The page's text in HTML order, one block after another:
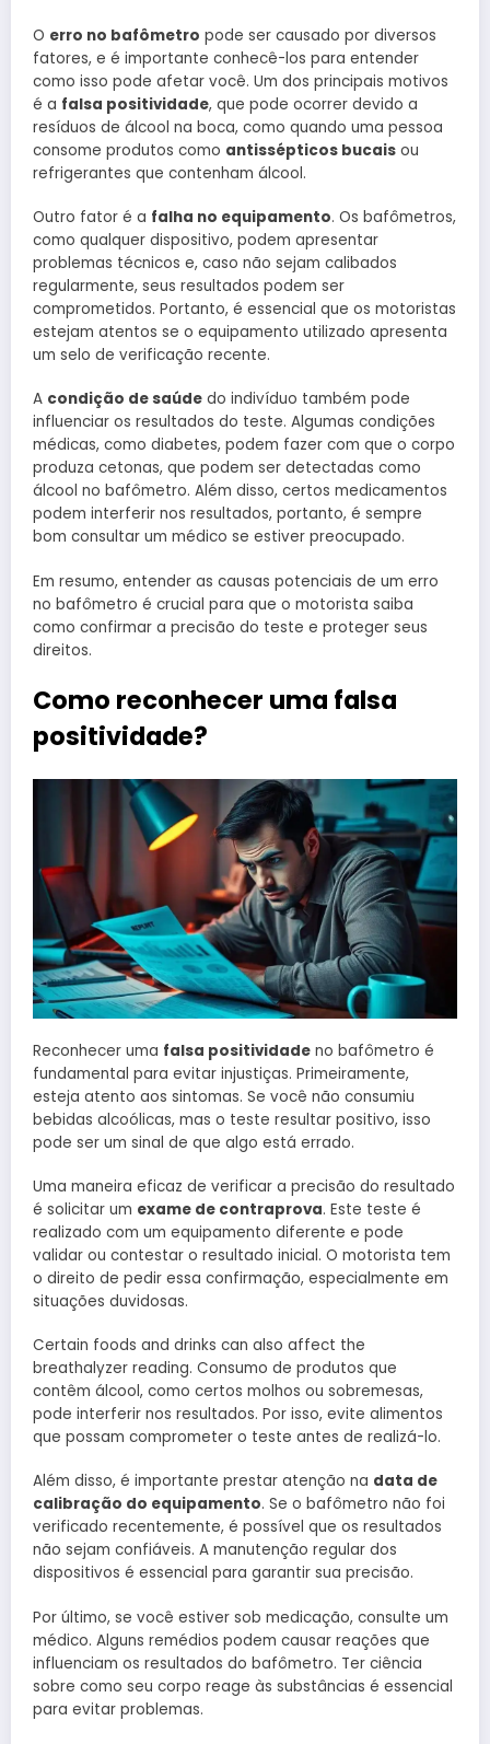
O erro no bafômetro pode ser causado por diversos
fatores, e é importante conhecê-los para entender
como isso pode afetar você. Um dos principais motivos
é a falsa positividade, que pode ocorrer devido a
resíduos de álcool na boca, como quando uma pessoa
consome produtos como antissépticos bucais ou
refrigerantes que contenham álcool.
Outro fator é a falha no equipamento. Os bafômetros,
como qualquer dispositivo, podem apresentar
problemas técnicos e, caso não sejam calibados
regularmente, seus resultados podem ser
comprometidos. Portanto, é essencial que os motoristas
estejam atentos se o equipamento utilizado apresenta
um selo de verificação recente.
A condição de saúde do indivíduo também pode
influenciar os resultados do teste. Algumas condições
médicas, como diabetes, podem fazer com que o corpo
produza cetonas, que podem ser detectadas como
álcool no bafômetro. Além disso, certos medicamentos
podem interferir nos resultados, portanto, é sempre
bom consultar um médico se estiver preocupado.
Em resumo, entender as causas potenciais de um erro
no bafômetro é crucial para que o motorista saiba
como confirmar a precisão do teste e proteger seus
direitos.
Como reconhecer uma falsa
positividade?
Reconhecer uma falsa positividade no bafômetro é
fundamental para evitar injustiças. Primeiramente,
esteja atento aos sintomas. Se você não consumiu
bebidas alcoólicas, mas o teste resultar positivo, isso
pode ser um sinal de que algo está errado.
Uma maneira eficaz de verificar a precisão do resultado
é solicitar um exame de contraprova. Este teste é
realizado com um equipamento diferente e pode
validar ou contestar o resultado inicial. O motorista tem
o direito de pedir essa confirmação, especialmente em
situações duvidosas.
Certain foods and drinks can also affect the
breathalyzer reading. Consumo de produtos que
contêm álcool, como certos molhos ou sobremesas,
pode interferir nos resultados. Por isso, evite alimentos
que possam comprometer o teste antes de realizá-lo.
Além disso, é importante prestar atenção na data de
calibração do equipamento. Se o bafômetro não foi
verificado recentemente, é possível que os resultados
não sejam confiáveis. A manutenção regular dos
dispositivos é essencial para garantir sua precisão.
Por último, se você estiver sob medicação, consulte um
médico. Alguns remédios podem causar reações que
influenciam os resultados do bafômetro. Ter ciência
sobre como seu corpo reage às substâncias é essencial
para evitar problemas.